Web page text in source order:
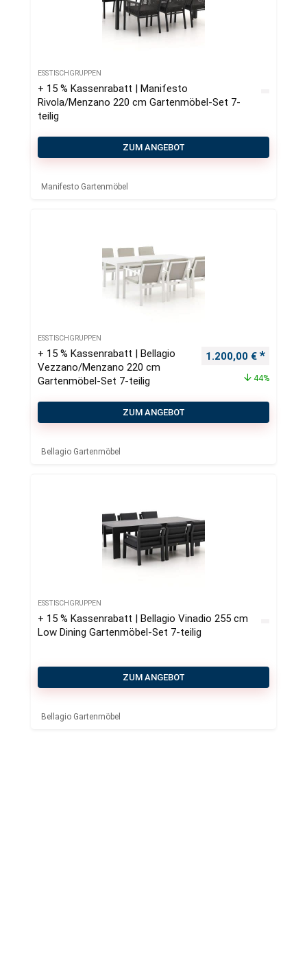
ESSTISCHGRUPPEN
+ 15 % Kassenrabatt | Manifesto
Rivola/Menzano 220 cm Gartenmöbel-Set 7-
teilig
ZUM ANGEBOT
Manifesto Gartenmöbel
ESSTISCHGRUPPEN
+ 15 % Kassenrabatt | Bellagio
Vezzano/Menzano 220 cm
Gartenmöbel-Set 7-teilig
Ursprünglicher
1.200,00 €
44%
ZUM ANGEBOT
Bellagio Gartenmöbel
ESSTISCHGRUPPEN
+ 15 % Kassenrabatt | Bellagio Vinadio 255 cm
Low Dining Gartenmöbel-Set 7-teilig
ZUM ANGEBOT
Bellagio Gartenmöbel